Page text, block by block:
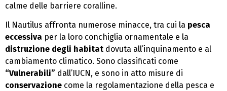
calme delle barriere coralline.
Il Nautilus affronta numerose minacce, tra cui la pesca
eccessiva per la loro conchiglia ornamentale e la
distruzione degli habitat dovuta all’inquinamento e al
cambiamento climatico. Sono classificati come
“Vulnerabili” dall’IUCN, e sono in atto misure di
conservazione come la regolamentazione della pesca e